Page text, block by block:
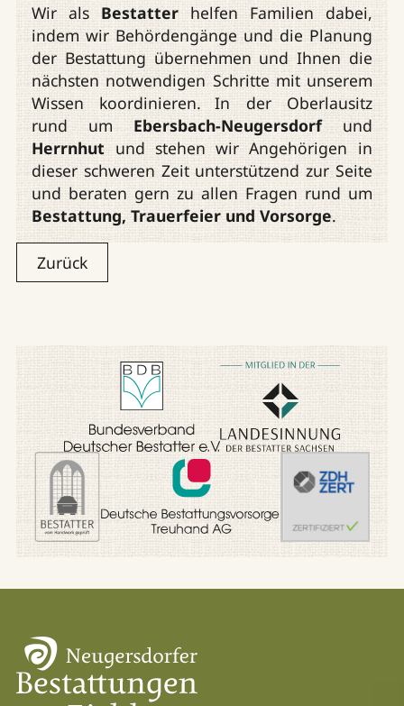
Wir alsBestatter helfen Familien dabei,
indem wir Behördengänge und die Planung
der Bestattung übernehmen und Ihnen die
nächsten notwendigen Schritte mit unserem
Wissen koordinieren.
In der Oberlausitz
rund umEbersbach-Neugersdorfund
Herrnhutund stehen wir Angehörigen in
dieser schweren Zeit unterstützend zur Seite
und beraten gern zu allen Fragen rund um
Bestattung, Trauerfeier und Vorsorge.
Zurück